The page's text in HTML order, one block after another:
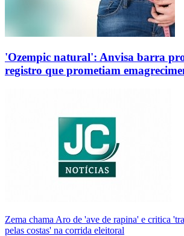
'Ozempic natural': Anvisa barra
registro que prometiam
Zema chama Aro de 'ave de rapina' e critica
pelas costas' na corrida eleitoral